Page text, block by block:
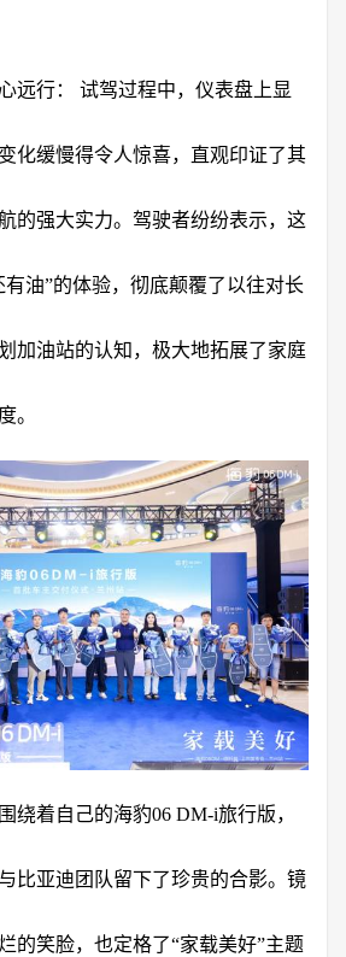
行： 试驾过程中，仪表盘上显
化缓慢得令人惊喜，直观印证了其
的强大实力。驾驶者纷纷表示，这
油”的体验，彻底颠覆了以往对长
加油站的认知，极大地拓展了家庭
。
着自己的海豹06 DM-i旅行版，
比亚迪团队留下了珍贵的合影。镜
的笑脸，也定格了“家载美好”主题